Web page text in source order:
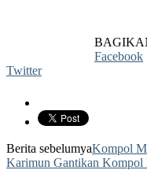
Facebook
Twitter
Berita sebelumyaKompol
Karimun Gantikan Kompol